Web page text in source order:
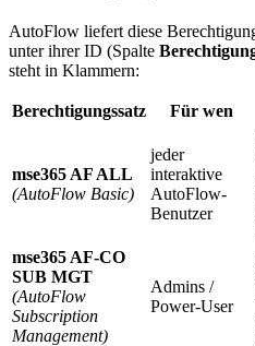
AutoFlow liefert diese
unter ihrer ID (Spalte
steht in Klammern:
Berechtigungssatz Für wen
mse365 AF ALL
(AutoFlow Basic)
jeder
interaktive
AutoFlow-
Benutzer
mse365 AF-CO
SUB MGT
(AutoFlow
Subscription
Management)
Admins /
Power-User